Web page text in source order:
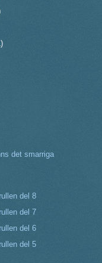
det smarriga
del 8
del 7
del 6
del 5